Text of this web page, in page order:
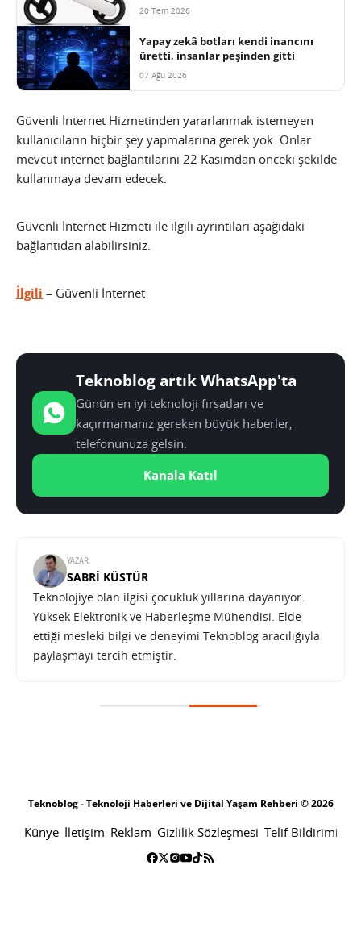
20 Tem 2026
Yapay zekâ botları kendi inancını
üretti, insanlar peşinden gitti
07 Ağu 2026
Güvenli İnternet Hizmetinden yararlanmak istemeyen
kullanıcıların hiçbir şey yapmalarına gerek yok. Onlar
mevcut internet bağlantılarını 22 Kasımdan önceki şekilde
kullanmaya devam edecek.
Güvenli İnternet Hizmeti ile ilgili ayrıntıları aşağıdaki
bağlantıdan alabilirsiniz.
İlgili – Güvenli İnternet
Teknoblog artık WhatsApp'ta
Günün en iyi teknoloji fırsatları ve
kaçırmamanız gereken büyük haberler,
telefonunuza gelsin.
Kanala Katıl
YAZAR:
SABRI KÜSTÜR
Teknolojiye olan ilgisi çocukluk yıllarına dayanıyor.
Yüksek Elektronik ve Haberleşme Mühendisi. Elde
ettiği mesleki bilgi ve deneyimi Teknoblog aracılığıyla
paylaşmayı tercih etmiştir.
tabletlerin mâliyeti 2012’nin
ortasında 299$’a inecek
21 KASIM 2011 10:38 PAYLAŞ: